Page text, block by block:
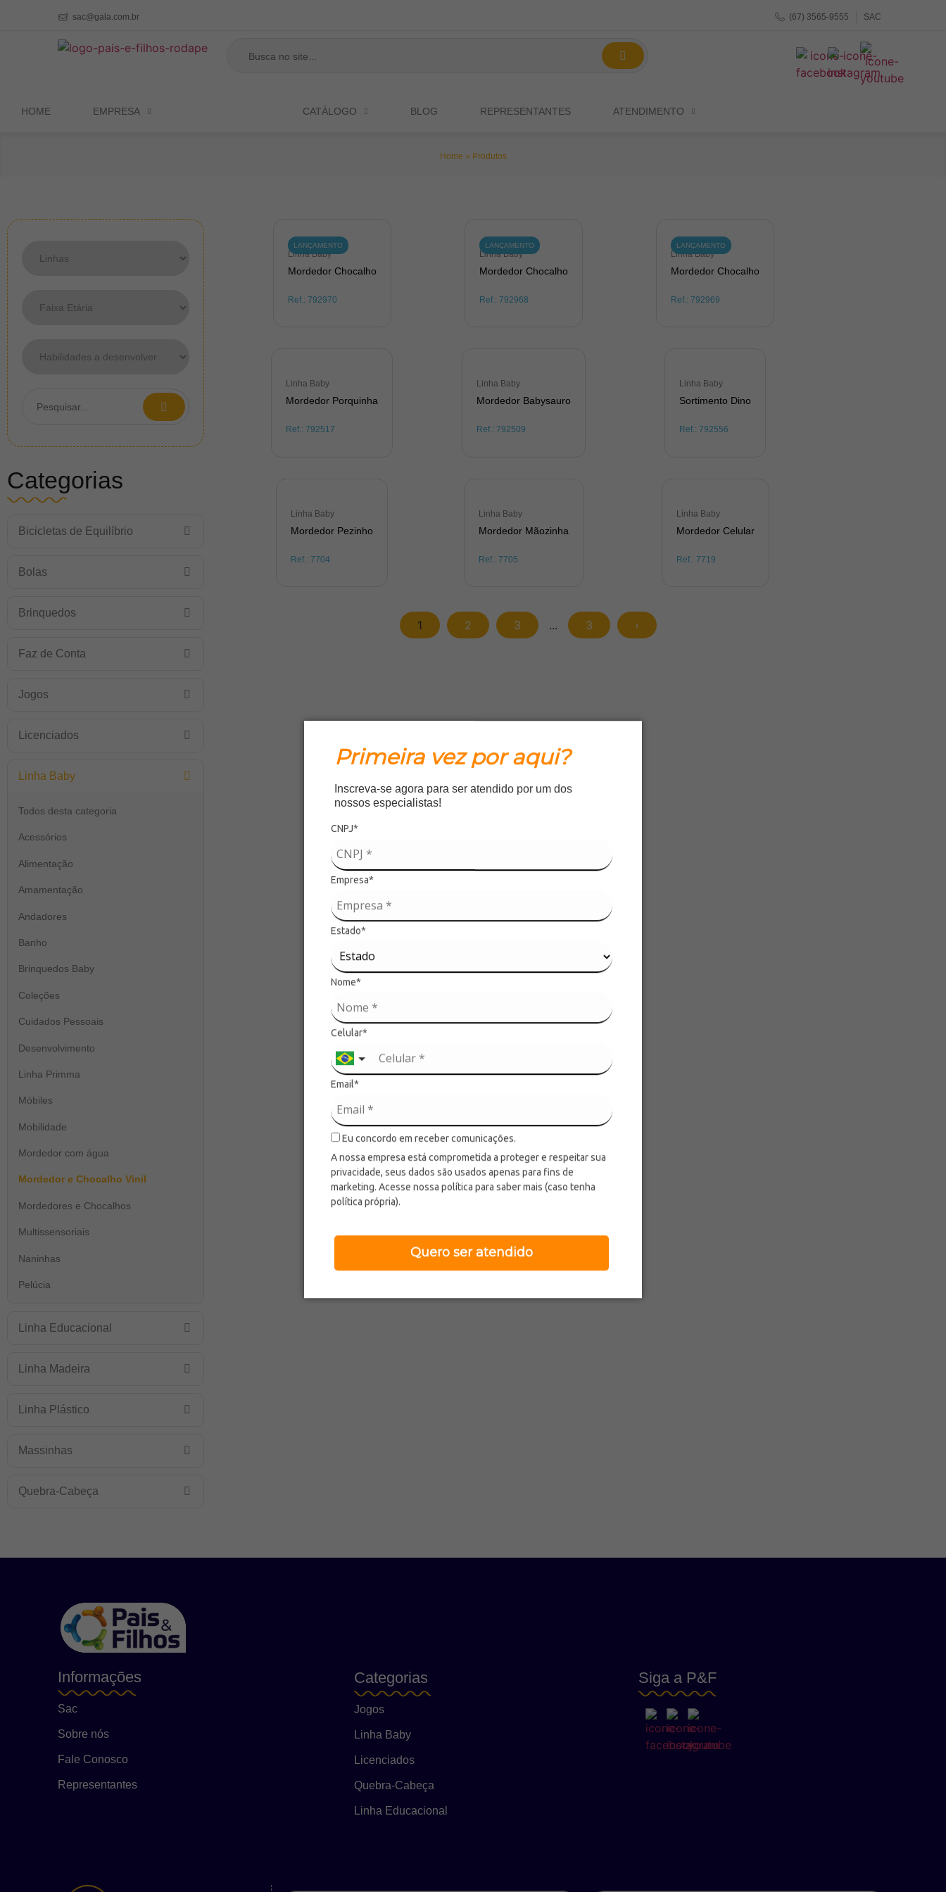
Primeira vez por aqui?
Inscreva-se agora para ser atendido por um dos
nossos especialistas!
CNPJ*
Empresa*
Estado*
Nome*
Celular*
Email*
Eu concordo em receber comunicações.
A nossa empresa está comprometida a proteger e respeitar sua
privacidade, seus dados são usados apenas para fins de
marketing. Acesse nossa política para saber mais (caso tenha
política própria).
Quero ser atendido
sac@gala.com.br (67) 3565-9555 SAC
HOME EMPRESA CATÁLOGO BLOG REPRESENTANTES ATENDIMENTO
Home » Produtos
Categorias
Bicicletas de Equilíbrio
Bolas
Brinquedos
Faz de Conta
Jogos
Licenciados
Linha Baby
Todos desta categoria
Acessórios
Alimentação
Amamentação
Andadores
Banho
Brinquedos Baby
Coleções
Cuidados Pessoais
Desenvolvimento
Linha Primma
Móbiles
Mobilidade
Mordedor com água
Mordedor e Chocalho Vinil
Mordedores e Chocalhos
Multissensoriais
Naninhas
Pelúcia
Linha Educacional
Linha Madeira
Linha Plástico
Massinhas
Quebra-Cabeça
LANÇAMENTO
Linha Baby
Mordedor Chocalho
Ref.: 792970
LANÇAMENTO
Linha Baby
Mordedor Chocalho
Ref.: 792968
LANÇAMENTO
Linha Baby
Mordedor Chocalho
Ref.:792969
Linha Baby
Mordedor Porquinha
Ref.:792517
Linha Baby
Mordedor Babysauro
Ref.: 792509
Linha Baby
Sortimento Dino
Ref.:792556
Linha Baby
Mordedor Pezinho
Ref.:7704
Linha Baby
Mordedor Mãozinha
Ref.: 7705
Linha Baby
Mordedor Celular
Ref.: 7719
1 2 3 ... 3 ›
Informações
Sac
Sobre nós
Fale Conosco
Representantes
Categorias
Jogos
Linha Baby
Licenciados
Quebra-Cabeça
Linha Educacional
Siga a P&F